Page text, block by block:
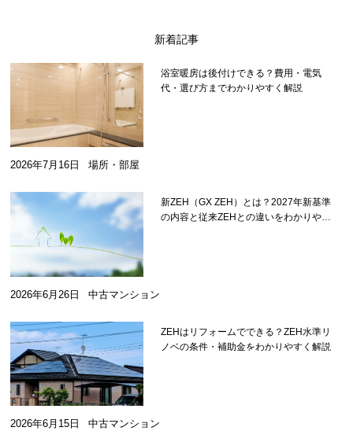
新着記事
浴室暖房は後付けできる？費用・電気
代・選び方までわかりやすく解説
2026年7月16日 場所・部屋
新ZEH（GX ZEH）とは？2027年新基準
の内容と従来ZEHとの違いをわかりやす
2026年6月26日 中古マンション
ZEHはリフォームでできる？ZEH水準リ
ノベの条件・補助金をわかりやすく解説
2026年6月15日 中古マンション